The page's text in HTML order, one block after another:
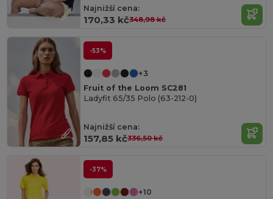
Najnižší cena:
170,33 kč348,98 kč
-53%
+3
Fruit of the Loom SC281
Ladyfit 65/35 Polo (63-212-0)
Najnižší cena:
157,85 kč336,50 kč
-37%
+10